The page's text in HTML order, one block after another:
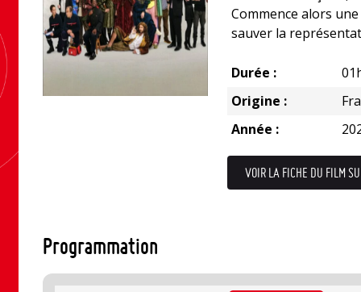
Commence alors
sauver la
Durée :
Origine :
Année :
VOIR LA FICHE DU FILM
Programmation